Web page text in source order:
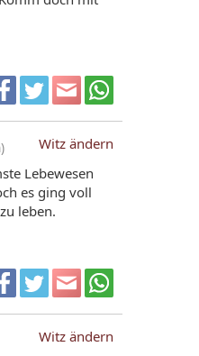
Witz ändern
Lebewesen
es ging voll
leben.
Witz ändern